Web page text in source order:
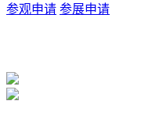
参观申请 参展申请